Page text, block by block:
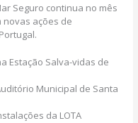
Seguro continua no mês
novas ações de
Estação Salva-vidas de
Municipal de Santa
da LOTA